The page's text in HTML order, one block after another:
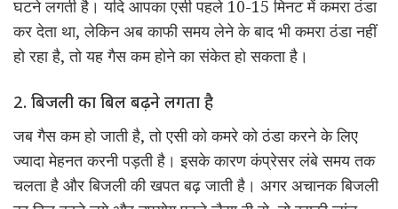
घटने लगती है। यदि आपका एसी पहले 10-15 मिनट में कमरा ठंडा
कर देता था, लेकिन अब काफी समय लेने के बाद भी कमरा ठंडा नहीं
हो रहा है, तो यह गैस कम होने का संकेत हो सकता है।
2. बिजली का बिल बढ़ने लगता है
जब गैस कम हो जाती है, तो एसी को कमरे को ठंडा करने के लिए
ज्यादा मेहनत करनी पड़ती है। इसके कारण कंप्रेसर लंबे समय तक
चलता है और बिजली की खपत बढ़ जाती है। अगर अचानक बिजली